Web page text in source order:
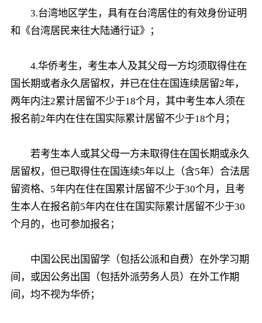
3.台湾地区学生，具有在台湾居住的有效身份证明
和《台湾居民来往大陆通行证》；
4.华侨考生，考生本人及其父母一方均须取得住在
国长期或者永久居留权，并已在住在国连续居留2年，
两年内注2累计居留不少于18个月，其中考生本人须在
报名前2年内在住在国实际累计居留不少于18个月；
若考生本人或其父母一方未取得住在国长期或永久
居留权，但已取得住在国连续5年以上（含5年）合法居
留资格、5年内在住在国累计居留不少于30个月，且考
生本人在报名前5年内在住在国实际累计居留不少于30
个月的，也可参加报名；
中国公民出国留学（包括公派和自费）在外学习期
间，或因公务出国（包括外派劳务人员）在外工作期
间，均不视为华侨；